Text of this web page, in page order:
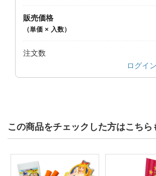
販売価格
（単価 × 入数）
注文数
ログイン
この商品をチェックした方はこちら